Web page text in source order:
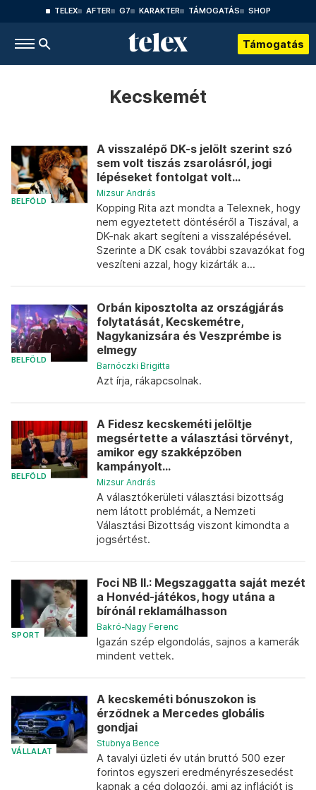
TELEX AFTER G7 KARAKTER TÁMOGATÁS SHOP
Támogatás
Kecskemét
BELFÖLD
A visszalépő DK-s jelölt szerint szó
sem volt tiszás zsarolásról, jogi
lépéseket fontolgat volt...
Mizsur András
Kopping Rita azt mondta a Telexnek, hogy
nem egyeztetett döntéséről a Tiszával, a
DK-nak akart segíteni a visszalépésével.
Szerinte a DK csak további szavazókat fog
veszíteni azzal, hogy kizárták a...
BELFÖLD
Orbán kiposztolta az országjárás
folytatását, Kecskemétre,
Nagykanizsára és Veszprémbe is
elmegy
Barnóczki Brigitta
Azt írja, rákapcsolnak.
BELFÖLD
A Fidesz kecskeméti jelöltje
megsértette a választási törvényt,
amikor egy szakképzőben
kampányolt...
Mizsur András
A választókerületi választási bizottság
nem látott problémát, a Nemzeti
Választási Bizottság viszont kimondta a
jogsértést.
SPORT
Foci NB II.: Megszaggatta saját mezét
a Honvéd-játékos, hogy utána a
bírónál reklamálhasson
Bakró-Nagy Ferenc
Igazán szép elgondolás, sajnos a kamerák
mindent vettek.
VÁLLALAT
A kecskeméti bónuszokon is
érződnek a Mercedes globális
gondjai
Stubnya Bence
A tavalyi üzleti év után bruttó 500 ezer
forintos egyszeri eredményrészesedést
kapnak a cég dolgozói, ami az inflációt is